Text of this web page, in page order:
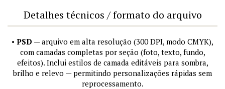
Detalhes técnicos / formato do arquivo
• PSD — arquivo em alta resolução (300 DPI, modo CMYK),
com camadas completas por seção (foto, texto, fundo,
efeitos). Inclui estilos de camada editáveis para sombra,
brilho e relevo — permitindo personalizações rápidas sem
reprocessamento.